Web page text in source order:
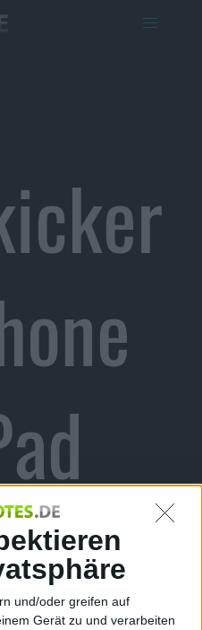
und/oder greifen auf
Gerät zu und verarbeiten
den 13. Januar 2011